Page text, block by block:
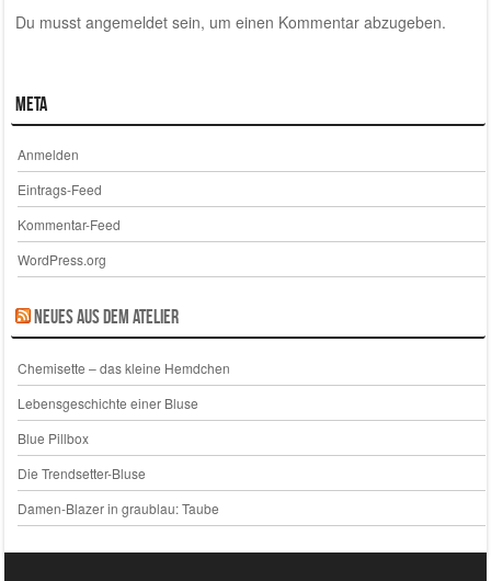
Du musst angemeldetsein, um einen Kommentar abzugeben.
Meta
Anmelden
Eintrags-Feed
Kommentar-Feed
WordPress.org
Neues aus dem Atelier
Chemisette – das kleine Hemdchen
Lebensgeschichte einer Bluse
Blue Pillbox
Die Trendsetter-Bluse
Damen-Blazer in graublau: Taube